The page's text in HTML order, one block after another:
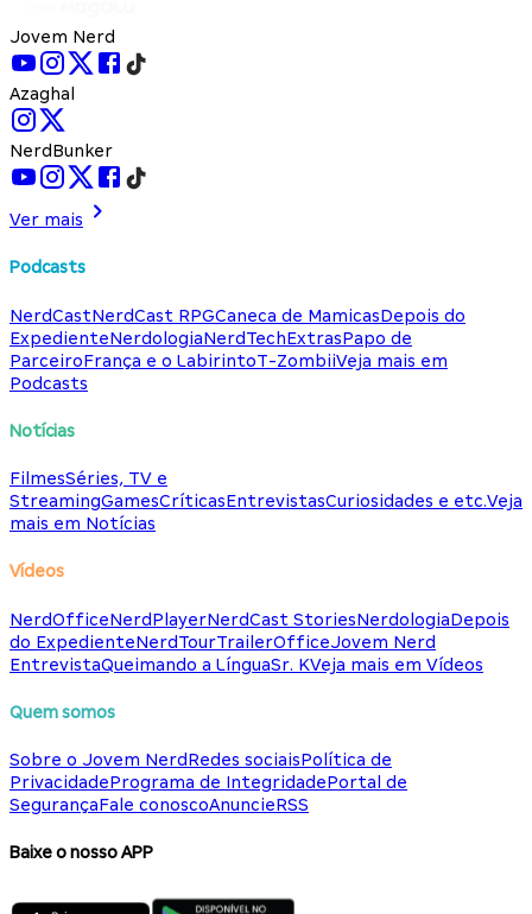
Jovem Nerd
Azaghal
NerdBunker
Ver mais
Podcasts
NerdCastNerdCast RPGCaneca de MamicasDepois do
ExpedienteNerdologiaNerdTechExtrasPapo de
ParceiroFrança e o LabirintoT-ZombiiVeja mais em
Podcasts
Notícias
FilmesSéries, TV e
StreamingGamesCríticasEntrevistasCuriosidades e etc.Veja
mais em Notícias
Vídeos
NerdOfficeNerdPlayerNerdCast StoriesNerdologiaDepois
do ExpedienteNerdTourTrailerOfficeJovem Nerd
EntrevistaQueimando a LínguaSr. KVeja mais em Vídeos
Quem somos
Sobre o Jovem NerdRedes sociaisPolítica de
PrivacidadePrograma de IntegridadePortal de
SegurançaFale conoscoAnuncieRSS
Baixe o nosso APP